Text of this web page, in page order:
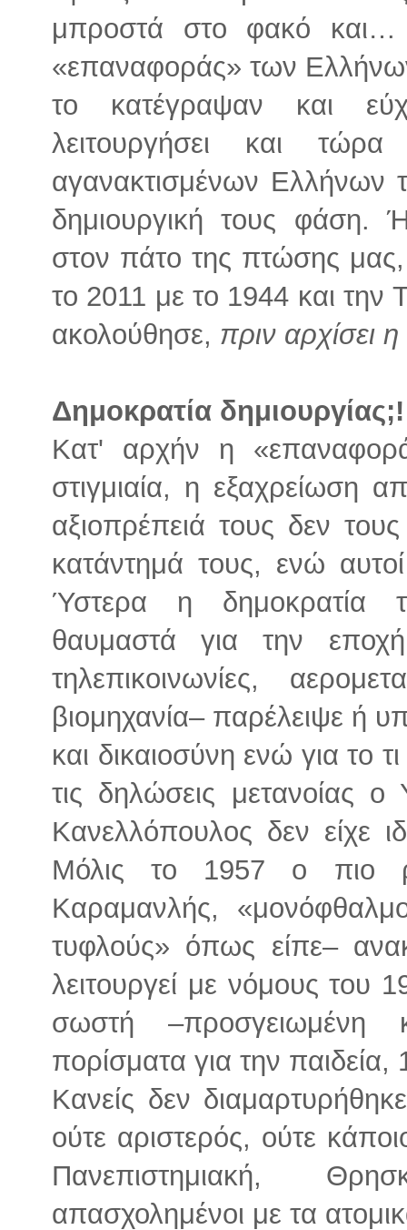
μπροστά στο φακό
«επαναφοράς» των
το κατέγραψαν και
λειτουργήσει και
αγανακτισμένων Ελλήνων
δημιουργική τους
στον πάτο της πτώσης μας,
το 2011 με το 1944 και την
ακολούθησε, πριν αρχίσει
Δημοκρατία δημιουργίας;!
Κατ' αρχήν η
στιγμιαία, η εξαχρείωση
αξιοπρέπειά τους δεν
κατάντημά τους, ενώ
Ύστερα η δημοκρατία
θαυμαστά για την
τηλεπικοινωνίες,
βιομηχανία– παρέλειψε ή
και δικαιοσύνη ενώ για το
τις δηλώσεις μετανοίας
Κανελλόπουλος δεν είχε
Μόλις το 1957 ο πιο
Καραμανλής,
τυφλούς» όπως είπε–
λειτουργεί με νόμους του
σωστή –προσγειωμένη
πορίσματα για την
Κανείς δεν
ούτε αριστερός, ούτε
Πανεπιστημιακή,
απασχολημένοι με τα